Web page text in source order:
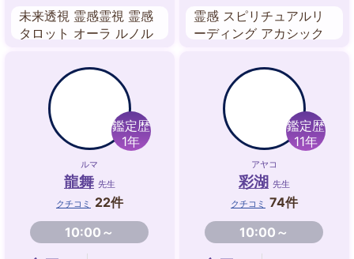
未来透視 霊感霊視 霊感
タロット オーラ ルノル
ジュラム エネルギーワ
霊感 スピリチュアルリ
ーディング アカシック
ヒーリング サイカード
数秘術 東洋占星術
鑑定歴
1年
ルマ
龍舞 先生
クチコミ
22件
10:00～
鑑定歴
11年
アヤコ
彩湖 先生
クチコミ 74件
10:00～